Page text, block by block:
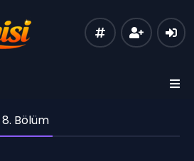
Bölüm